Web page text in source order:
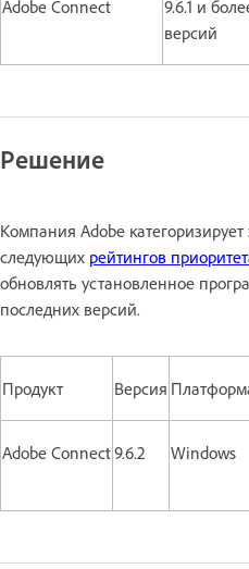
Adobe Connect
9.6.1 и
версий
Решение
Компания Adobe
следующих рейтингов
обновлять установленное
последних версий.
Продукт Версия
Adobe Connect9.6.2 Windows